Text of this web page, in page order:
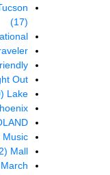
(17)
Out
Lake
Music
Mall
March